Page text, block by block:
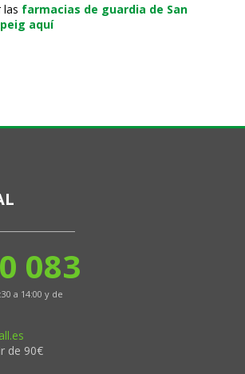
las farmacias de guardia de San
aquí
083
a 14:00 y de
de 90€